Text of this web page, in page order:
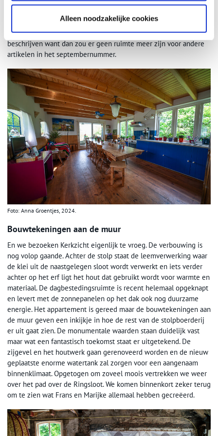
Alleen noodzakelijke cookies
als verlichting hebben gekregen. Er zijn zo veel slimme vondsten
en mooie details dat deze Binnenkijker helaas niet alles kan
beschrijven want dan zou er geen ruimte meer zijn voor andere
artikelen in het septembernummer.
Foto: Anna Groentjes, 2024.
Bouwtekeningen aan de muur
En we bezoeken Kerkzicht eigenlijk te vroeg. De verbouwing is
nog volop gaande. Achter de stolp staat de leemverwerking waar
de klei uit de naastgelegen sloot wordt verwerkt en iets verder
achter op het erf ligt het hout dat gebruikt wordt voor warmte en
materiaal. De dagbestedingsruimte is recent helemaal opgeknapt
en levert met de zonnepanelen op het dak ook nog duurzame
energie. Het appartement is gereed maar de bouwtekeningen aan
de muur geven een inkijkje in hoe de rest van de stolpboerderij
er uit gaat zien. De monumentale waarden staan duidelijk vast
maar wat een fantastisch toekomst staat er uitgetekend. De
zijgevel en het houtwerk gaan gerenoveerd worden en de nieuw
geplaatste enorme watertank zal zorgen voor een aangenaam
binnenklimaat. Opgetogen om zoveel moois vertrekken we weer
over het pad over de Ringsloot. We komen binnenkort zeker terug
om te zien wat Frans en Marijke allemaal hebben gecreëerd.